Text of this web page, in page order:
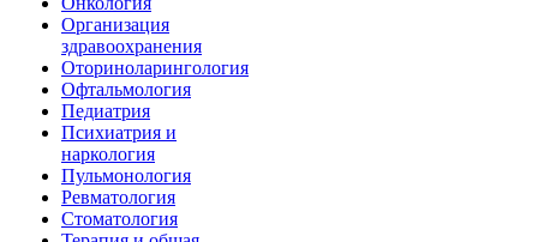
Организация
здравоохранения
Оториноларингология
Офтальмология
Педиатрия
Психиатрия и
наркология
Пульмонология
Ревматология
Стоматология